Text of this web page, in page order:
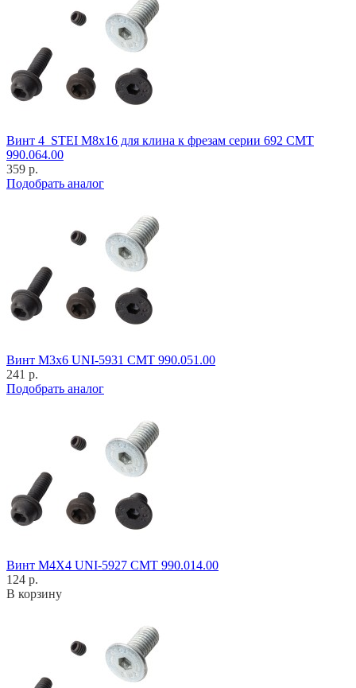
Винт 4_STEI M8x16 для клина к фрезам серии 692 CMT
990.064.00
359 р.
Подобрать аналог
Винт M3x6 UNI-5931 CMT 990.051.00
241 р.
Подобрать аналог
Винт M4X4 UNI-5927 CMT 990.014.00
124 р.
В корзину